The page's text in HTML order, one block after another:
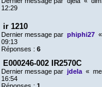
12:29
ir 1210
Dernier message par phiphi27 «
09:13
Réponses : 6
E000246-002 IR2570C
Dernier message par jdela «
16:54